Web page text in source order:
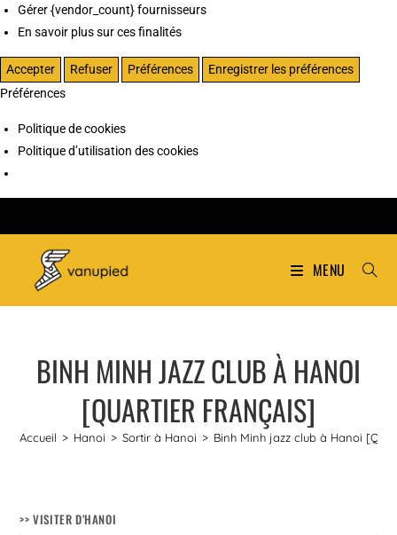
Gérer {vendor_count} fournisseurs
En savoir plus sur ces finalités
Accepter Refuser Préférences
Enregistrer les préférences
Préférences
Politique de cookies
Politique d’utilisation des cookies
MENU
BINH MINH JAZZ CLUB À HANOI
[QUARTIER FRANÇAIS]
Accueil > Hanoi > Sortir à Hanoi > Binh Minh jazz club à Hanoi
>> VISITER D’HANOI